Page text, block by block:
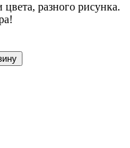
разного рисунка.